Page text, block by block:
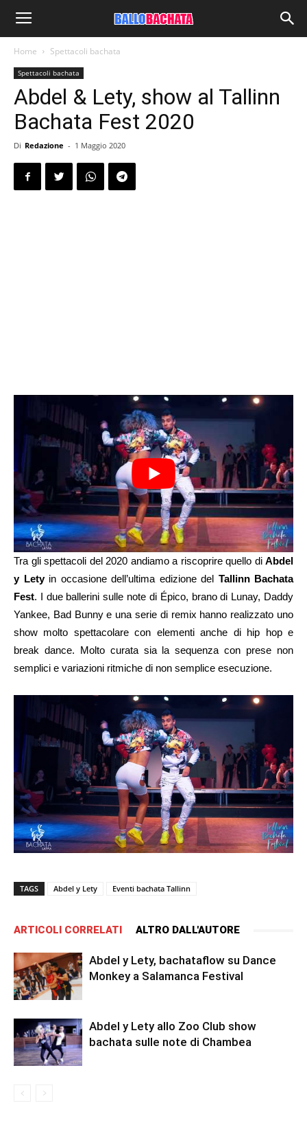
Home Spettacoli bachata
Spettacoli bachata
Abdel & Lety, show al Tallinn
Bachata Fest 2020
Di Redazione - 1 Maggio 2020
Tra gli spettacoli del 2020 andiamo a riscoprire quello di Abdel
y Letyin occasione dell’ultima edizione del Tallinn Bachata
Fest. I due ballerini sulle note di Épico, brano di Lunay, Daddy
Yankee, Bad Bunny e una serie di remix hanno realizzato uno
show molto spettacolare con elementi anche di hip hop e
break dance. Molto curata sia la sequenza con prese non
semplici e variazioni ritmiche di non semplice esecuzione.
TAGS Abdel y Lety Eventi bachata Tallinn
ARTICOLI CORRELATI ALTRO DALL'AUTORE
Abdel y Lety, bachataflow su Dance
Monkey a Salamanca Festival
Abdel y Lety allo Zoo Club show
bachata sulle note di Chambea